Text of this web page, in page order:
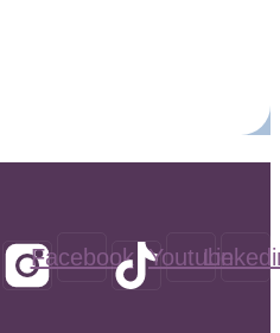
Facebook Youtube